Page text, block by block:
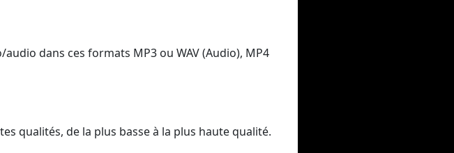
dans ces formats MP3 ou WAV (Audio), MP4
qualités, de la plus basse à la plus haute qualité.